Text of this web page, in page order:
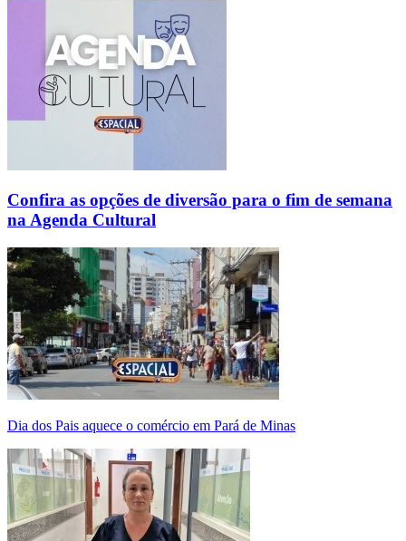
Confira as opções de diversão para o fim de semana
na Agenda Cultural
Dia dos Pais aquece o comércio em Pará de Minas